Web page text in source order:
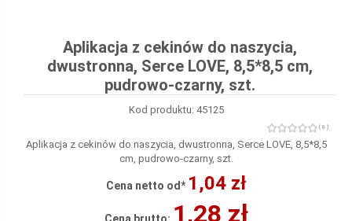
Aplikacja z cekinów do naszycia,
dwustronna, Serce LOVE, 8,5*8,5 cm,
pudrowo-czarny, szt.
Kod produktu: 45125
( 0 )
Aplikacja z cekinów do naszycia, dwustronna, Serce LOVE, 8,5*8,5
cm, pudrowo-czarny, szt.
Cena netto od* 1,04 zł
Cena brutto: 1,28 zł